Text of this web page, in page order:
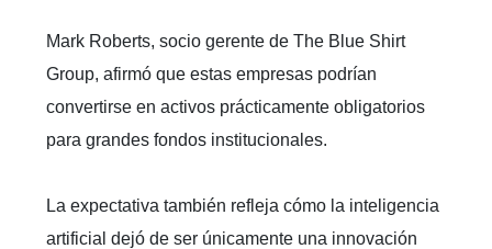
Mark Roberts, socio gerente de The Blue Shirt
Group, afirmó que estas empresas podrían
convertirse en activos prácticamente obligatorios
para grandes fondos institucionales.
La expectativa también refleja cómo la inteligencia
artificial dejó de ser únicamente una innovación